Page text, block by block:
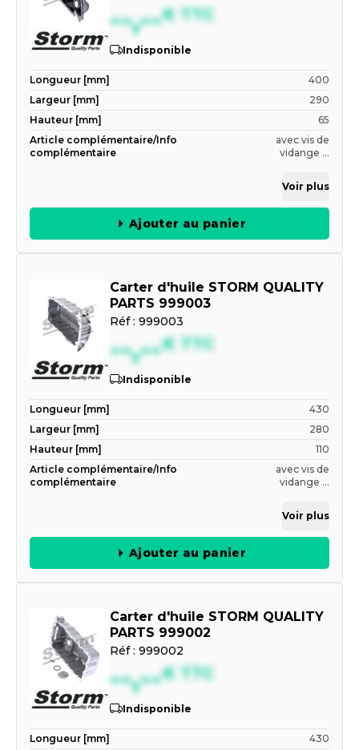
--,--€ TTC
Indisponible
Longueur [mm]
400
Largeur [mm]
290
Hauteur [mm]
65
Article complémentaire/Info
complémentaire
avec vis de
vidange ...
Voir plus
Ajouter au panier
Carter d'huile STORM QUALITY
PARTS 999003
Réf : 999003
--,--€ TTC
Indisponible
Longueur [mm]
430
Largeur [mm]
280
Hauteur [mm]
110
Article complémentaire/Info
complémentaire
avec vis de
vidange ...
Voir plus
Ajouter au panier
Carter d'huile STORM QUALITY
PARTS 999002
Réf : 999002
--,--€ TTC
Indisponible
Longueur [mm]
430